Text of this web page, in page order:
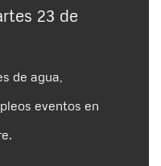
23 de
de agua,
eventos en